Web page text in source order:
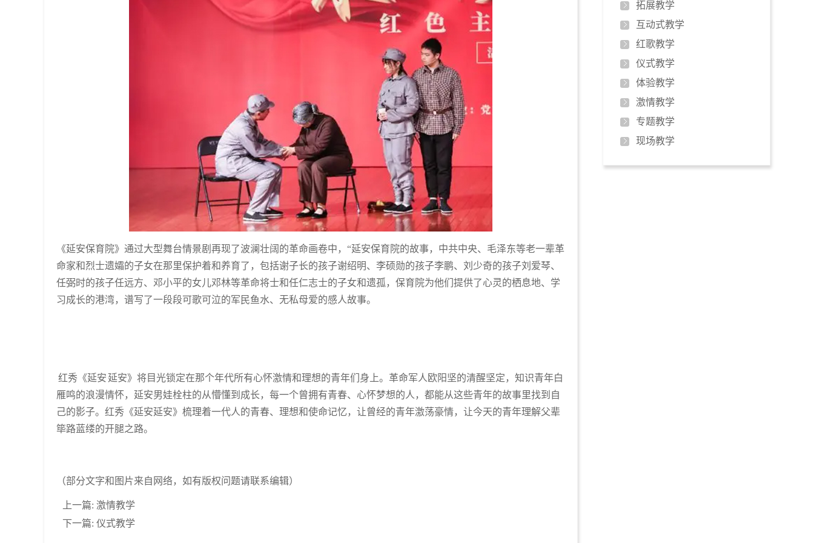
《延安保育院》通过大型舞台情景剧再现了波澜壮阔的革命画卷中，“延安保育院的故事，中共中央、毛泽东等老一辈革
命家和烈士遗孀的子女在那里保护着和养育了，包括谢子长的孩子谢绍明、李硕勋的孩子李鹏、刘少奇的孩子刘爱琴、
任弼时的孩子任远方、邓小平的女儿邓林等革命将士和任仁志士的子女和遗孤，保育院为他们提供了心灵的栖息地、学
习成长的港湾，谱写了一段段可歌可泣的军民鱼水、无私母爱的感人故事。
红秀《延安 延安》将目光锁定在那个年代所有心怀激情和理想的青年们身上。革命军人欧阳坚的清醒坚定，知识青年白
雁鸣的浪漫情怀，延安男娃栓柱的从懵懂到成长，每一个曾拥有青春、心怀梦想的人，都能从这些青年的故事里找到自
己的影子。红秀《延安延安》梳理着一代人的青春、理想和使命记忆，让曾经的青年激荡豪情，让今天的青年理解父辈
筚路蓝缕的开腿之路。
（部分文字和图片来自网络，如有版权问题请联系编辑）
上一篇: 激情教学
下一篇: 仪式教学
拓展教学
互动式教学
红歌教学
仪式教学
体验教学
激情教学
专题教学
现场教学